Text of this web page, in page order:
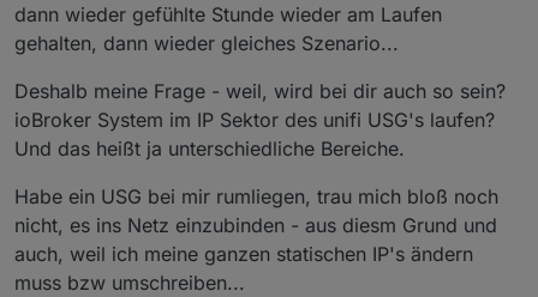
dann wieder gefühlte Stunde wieder am Laufen
gehalten, dann wieder gleiches Szenario...
Deshalb meine Frage - weil, wird bei dir auch so sein?
ioBroker System im IP Sektor des unifi USG's laufen?
Und das heißt ja unterschiedliche Bereiche.
Habe ein USG bei mir rumliegen, trau mich bloß noch
nicht, es ins Netz einzubinden - aus diesm Grund und
auch, weil ich meine ganzen statischen IP's ändern
muss bzw umschreiben...